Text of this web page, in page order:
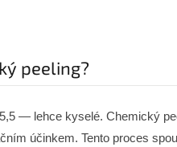
peeling?
— lehce kyselé. Chemický
účinkem. Tento proces